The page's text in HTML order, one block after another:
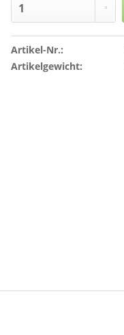
Artikel-Nr.:
Artikelgewicht: